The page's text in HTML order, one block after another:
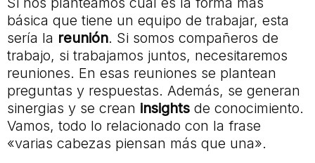
básica que tiene un equipo de trabajar, esta
sería la reunión. Si somos compañeros de
trabajo, si trabajamos juntos, necesitaremos
reuniones. En esas reuniones se plantean
preguntas y respuestas. Además, se generan
sinergias y se crean insights de conocimiento.
Vamos, todo lo relacionado con la frase
«varias cabezas piensan más que una».